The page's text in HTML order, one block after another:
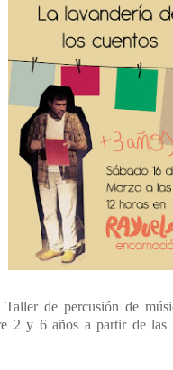
Taller de percusión de
2 y 6 años a partir de las